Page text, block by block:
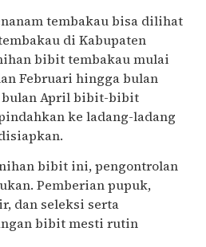
tembakau bisa dilihat
di Kabupaten
bibit tembakau mulai
Februari hingga bulan
bulan April bibit-bibit
ke ladang-ladang
bibit ini, pengontrolan
Pemberian pupuk,
dan seleksi serta
bibit mesti rutin